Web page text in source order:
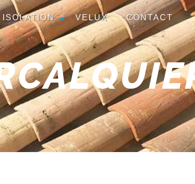
ISOLATION VELUX CONTACT